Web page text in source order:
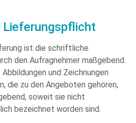
Lieferungspflicht
ist die schriftliche
den Aufragnehmer maßgebend.
und Zeichnungen
die zu den Angeboten gehören,
soweit sie nicht
bezeichnet worden sind.